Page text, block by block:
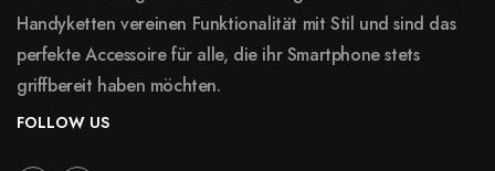
Handyketten vereinen Funktionalität mit Stil und sind das
perfekte Accessoire für alle, die ihr Smartphone stets
griffbereit haben möchten.
FOLLOW US